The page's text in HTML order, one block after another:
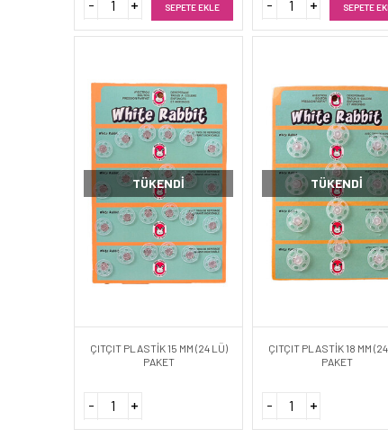
SEPETE EKLE SEPETE
TÜKENDI
ÇITÇIT PLASTİK 15 MM (24 LÜ)
PAKET
TÜKENDI
ÇITÇIT PLASTİK 18 MM
PAKET